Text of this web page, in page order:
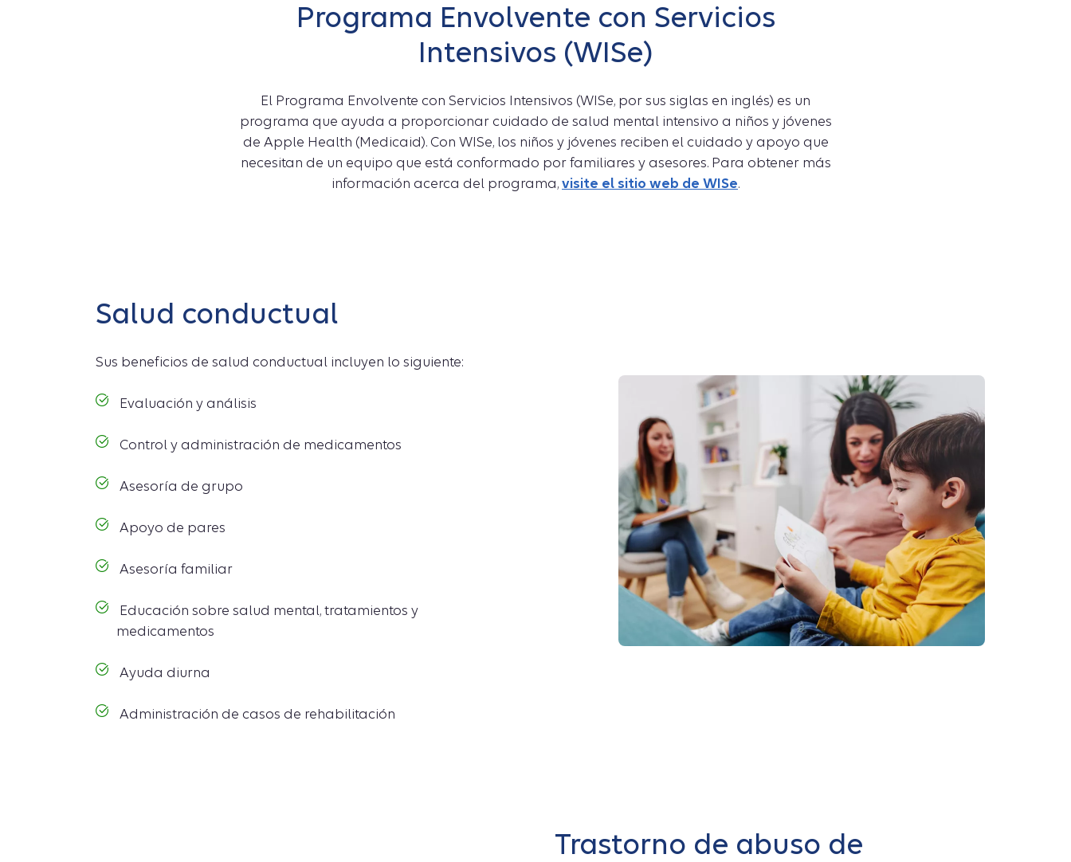
Programa Envolvente con Servicios
Intensivos (WISe)
El Programa Envolvente con Servicios Intensivos (WISe, por sus siglas en inglés) es un
programa que ayuda a proporcionar cuidado de salud mental intensivo a niños y jóvenes
de Apple Health (Medicaid). Con WISe, los niños y jóvenes reciben el cuidado y apoyo que
necesitan de un equipo que está conformado por familiares y asesores. Para obtener más
información acerca del programa, visite el sitio web de WISe.
Salud conductual
Sus beneficios de salud conductual incluyen lo siguiente:
Evaluación y análisis
Control y administración de medicamentos
Asesoría de grupo
Apoyo de pares
Asesoría familiar
Educación sobre salud mental, tratamientos y
medicamentos
Ayuda diurna
Administración de casos de rehabilitación
Trastorno de abuso de